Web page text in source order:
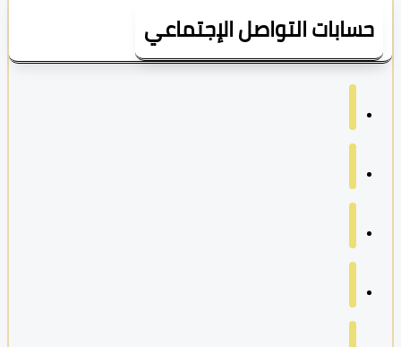
التواصل الإجتماعي